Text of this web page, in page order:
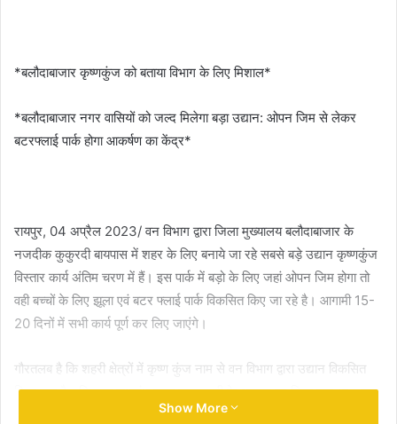
*बलौदाबाजार कृष्णकुंज को बताया विभाग के लिए मिशाल*
*बलौदाबाजार नगर वासियों को जल्द मिलेगा बड़ा उद्यान: ओपन जिम से लेकर
बटरफ्लाई पार्क होगा आकर्षण का केंद्र*
रायपुर, 04 अप्रैल 2023/ वन विभाग द्वारा जिला मुख्यालय बलौदाबाजार के
नजदीक कुकुरदी बायपास में शहर के लिए बनाये जा रहे सबसे बड़े उद्यान कृष्णकुंज
विस्तार कार्य अंतिम चरण में हैं। इस पार्क में बड़ो के लिए जहां ओपन जिम होगा तो
वही बच्चों के लिए झूला एवं बटर फ्लाई पार्क विकसित किए जा रहे है। आगामी 15-
20 दिनों में सभी कार्य पूर्ण कर लिए जाएंगे।
गौरतलब है कि शहरी क्षेत्रों में कृष्ण कुंज नाम से वन विभाग द्वारा उद्यान विकसित
किया गया है। जिसका शुभारंभ कृष्ण जन्माष्टमी के अवसर पर किया गया था। कृष्ण
कुंज में वन विभाग द्वारा विभिन्न प्रजाति के छायादार और फलदार पौधों का रोपण
Show More